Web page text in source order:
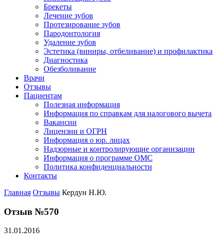
Брекеты
Лечение зубов
Протезирование зубов
Пародонтология
Удаление зубов
Эстетика (виниры, отбеливание) и профилактика
Диагностика
Обезболивание
Врачи
Отзывы
Пациентам
Полезная информация
Информация по справкам для налогового вычета
Вакансии
Лицензии и ОГРН
Информация о юр. лицах
Надзорные и контролирующие организации
Информация о программе ОМС
Политика конфиденциальности
Контакты
Главная Отзывы Кердун Н.Ю.
Отзыв №570
31.01.2016